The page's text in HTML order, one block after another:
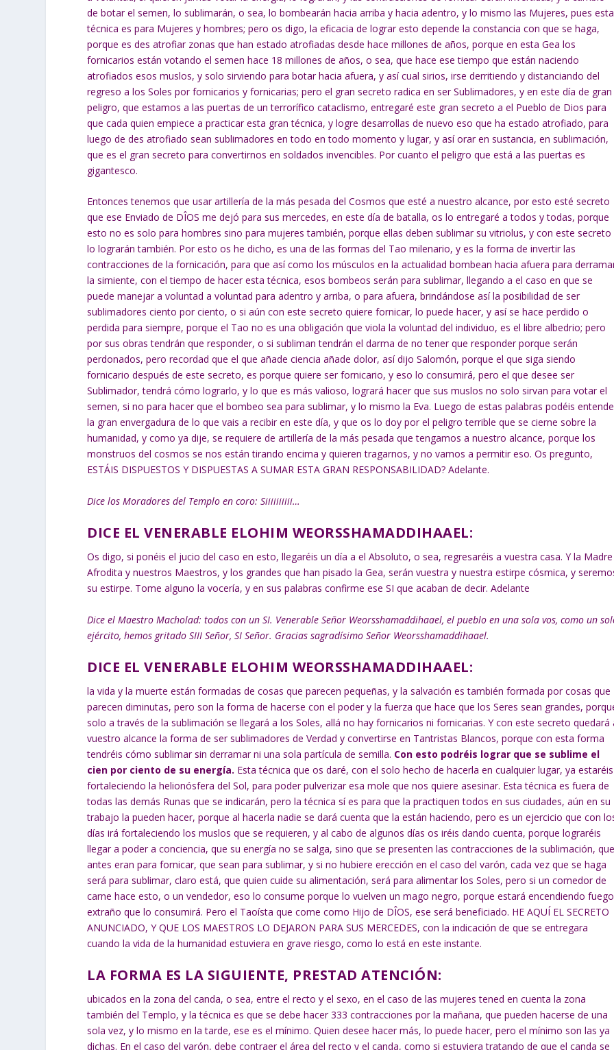
de botar el semen, lo sublimarán, o sea, lo bombearán hacia arriba y hacia adentro, y lo mismo las Mujeres, pues esta
técnica es para Mujeres y hombres; pero os digo, la eficacia de lograr esto depende la constancia con que se haga,
porque es des atrofiar zonas que han estado atrofiadas desde hace millones de años, porque en esta Gea los
fornicarios están votando el semen hace 18 millones de años, o sea, que hace ese tiempo que están naciendo
atrofiados esos muslos, y solo sirviendo para botar hacia afuera, y así cual sirios, irse derritiendo y distanciando del
regreso a los Soles por fornicarios y fornicarias; pero el gran secreto radica en ser Sublimadores, y en este día de gran
peligro, que estamos a las puertas de un terrorífico cataclismo, entregaré este gran secreto a el Pueblo de Dios para
que cada quien empiece a practicar esta gran técnica, y logre desarrollas de nuevo eso que ha estado atrofiado, para
luego de des atrofiado sean sublimadores en todo en todo momento y lugar, y así orar en sustancia, en sublimación,
que es el gran secreto para convertirnos en soldados invencibles. Por cuanto el peligro que está a las puertas es
gigantesco.
Entonces tenemos que usar artillería de la más pesada del Cosmos que esté a nuestro alcance, por esto esté secreto
que ese Enviado de DÎOS me dejó para sus mercedes, en este día de batalla, os lo entregaré a todos y todas, porque
esto no es solo para hombres sino para mujeres también, porque ellas deben sublimar su vitriolus, y con este secreto
lo lograrán también. Por esto os he dicho, es una de las formas del Tao milenario, y es la forma de invertir las
contracciones de la fornicación, para que así como los músculos en la actualidad bombean hacia afuera para
la simiente, con el tiempo de hacer esta técnica, esos bombeos serán para sublimar, llegando a el caso en que se
puede manejar a voluntad a voluntad para adentro y arriba, o para afuera, brindándose así la posibilidad de ser
sublimadores ciento por ciento, o si aún con este secreto quiere fornicar, lo puede hacer, y así se hace perdido o
perdida para siempre, porque el Tao no es una obligación que viola la voluntad del individuo, es el libre albedrio; pero
por sus obras tendrán que responder, o si subliman tendrán el darma de no tener que responder porque serán
perdonados, pero recordad que el que añade ciencia añade dolor, así dijo Salomón, porque el que siga siendo
fornicario después de este secreto, es porque quiere ser fornicario, y eso lo consumirá, pero el que desee ser
Sublimador, tendrá cómo lograrlo, y lo que es más valioso, logrará hacer que sus muslos no solo sirvan para votar el
semen, si no para hacer que el bombeo sea para sublimar, y lo mismo la Eva. Luego de estas palabras podéis
la gran envergadura de lo que vais a recibir en este día, y que os lo doy por el peligro terrible que se cierne sobre la
humanidad, y como ya dije, se requiere de artillería de la más pesada que tengamos a nuestro alcance, porque los
monstruos del cosmos se nos están tirando encima y quieren tragarnos, y no vamos a permitir eso. Os pregunto,
ESTÁIS DISPUESTOS Y DISPUESTAS A SUMAR ESTA GRAN RESPONSABILIDAD? Adelante.
Dice los Moradores del Templo en coro: Siiiiiiiiii…
DICE EL VENERABLE ELOHIM WEORSSHAMADDIHAAEL:
Os digo, si ponéis el jucio del caso en esto, llegaréis un día a el Absoluto, o sea, regresaréis a vuestra casa. Y la Madre
Afrodita y nuestros Maestros, y los grandes que han pisado la Gea, serán vuestra y nuestra estirpe cósmica, y
su estirpe. Tome alguno la vocería, y en sus palabras confirme ese SI que acaban de decir. Adelante
Dice el Maestro Macholad: todos con un SI. Venerable Señor Weorsshamaddihaael, el pueblo en una sola vos, como un
ejército, hemos gritado SIII Señor, SI Señor. Gracias sagradísimo Señor Weorsshamaddihaael.
DICE EL VENERABLE ELOHIM WEORSSHAMADDIHAAEL:
la vida y la muerte están formadas de cosas que parecen pequeñas, y la salvación es también formada por cosas que
parecen diminutas, pero son la forma de hacerse con el poder y la fuerza que hace que los Seres sean grandes,
solo a través de la sublimación se llegará a los Soles, allá no hay fornicarios ni fornicarias. Y con este secreto quedará
vuestro alcance la forma de ser sublimadores de Verdad y convertirse en Tantristas Blancos, porque con esta forma
tendréis cómo sublimar sin derramar ni una sola partícula de semilla. Con esto podréis lograr que se sublime el
cien por ciento de su energía. Esta técnica que os daré, con el solo hecho de hacerla en cualquier lugar, ya estaréis
fortaleciendo la helionósfera del Sol, para poder pulverizar esa mole que nos quiere asesinar. Esta técnica es fuera de
todas las demás Runas que se indicarán, pero la técnica sí es para que la practiquen todos en sus ciudades, aún en su
trabajo la pueden hacer, porque al hacerla nadie se dará cuenta que la están haciendo, pero es un ejercicio que con
días irá fortaleciendo los muslos que se requieren, y al cabo de algunos días os iréis dando cuenta, porque lograréis
llegar a poder a conciencia, que su energía no se salga, sino que se presenten las contracciones de la sublimación,
antes eran para fornicar, que sean para sublimar, y si no hubiere erección en el caso del varón, cada vez que se haga
será para sublimar, claro está, que quien cuide su alimentación, será para alimentar los Soles, pero si un comedor de
carne hace esto, o un vendedor, eso lo consume porque lo vuelven un mago negro, porque estará encendiendo fuego
extraño que lo consumirá. Pero el Taoísta que come como Hijo de DÎOS, ese será beneficiado. HE AQUÍ EL SECRETO
ANUNCIADO, Y QUE LOS MAESTROS LO DEJARON PARA SUS MERCEDES, con la indicación de que se entregara
cuando la vida de la humanidad estuviera en grave riesgo, como lo está en este instante.
LA FORMA ES LA SIGUIENTE, PRESTAD ATENCIÓN:
ubicados en la zona del canda, o sea, entre el recto y el sexo, en el caso de las mujeres tened en cuenta la zona
también del Templo, y la técnica es que se debe hacer 333 contracciones por la mañana, que pueden hacerse de una
sola vez, y lo mismo en la tarde, ese es el mínimo. Quien desee hacer más, lo puede hacer, pero el mínimo son las ya
dichas. En el caso del varón, debe contraer el área del recto y el canda, como si estuviera tratando de que el canda se